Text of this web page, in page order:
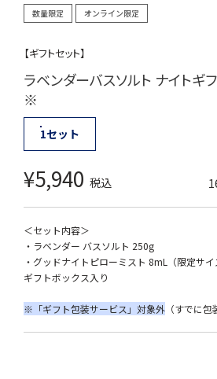
数量限定 オンライン限定
【ギフトセット】
ラベンダーバスソルト ナイトギフ
※
1セット
¥5,940 税込
＜セット内容＞
・ラベンダー バスソルト 250g
・グッドナイトピローミスト 8mL（限定サイ
ギフトボックス入り
※「ギフト包装サービス」対象外 （すでに